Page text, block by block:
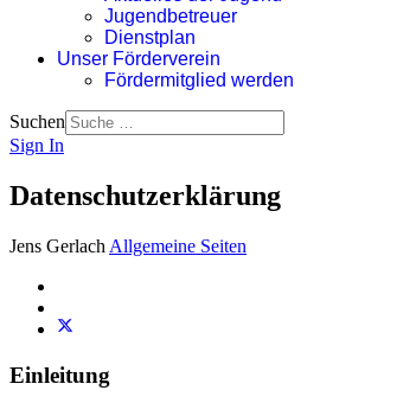
Jugendbetreuer
Dienstplan
Unser Förderverein
Fördermitglied werden
Suchen
Sign In
Datenschutzerklärung
Jens Gerlach Allgemeine Seiten
Einleitung